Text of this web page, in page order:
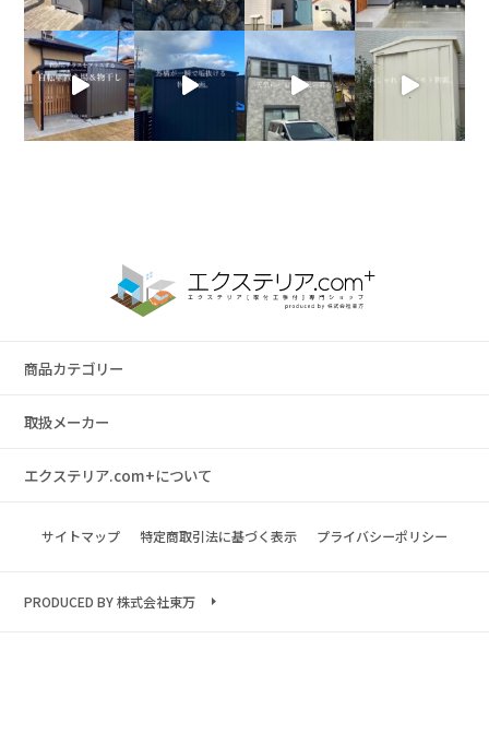
商品カテゴリー
取扱メーカー
エクステリア.com+について
サイトマップ 特定商取引法に基づく表示 プライバシーポリシー
PRODUCED BY 株式会社東万